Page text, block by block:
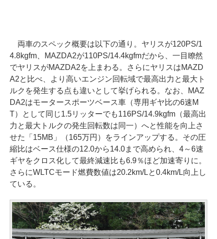
両車のスペック概要は以下の通り。ヤリスが120PS/1
4.8kgfm、MAZDA2が110PS/14.4kgfmだから、一目瞭然
でヤリスがMAZDA2を上まわる。さらにヤリスはMAZD
A2と比べ、より高いエンジン回転域で最高出力と最大ト
ルクを発生する点も違いとして挙げられる。なお、MAZ
DA2はモータースポーツベース車（専用ギヤ比の6速M
T）として同じ1.5リッターでも116PS/14.9kgfm（最高出
力と最大トルクの発生回転数は同一）へと性能を向上さ
せた「15MB」（165万円）をラインアップする。その圧
縮比はベース仕様の12.0から14.0まで高められ、4～6速
ギヤをクロス化して最終減速比も6.9％ほど加速寄りに。
さらにWLTCモード燃費数値は20.2km/Lと0.4km/L向上し
ている。